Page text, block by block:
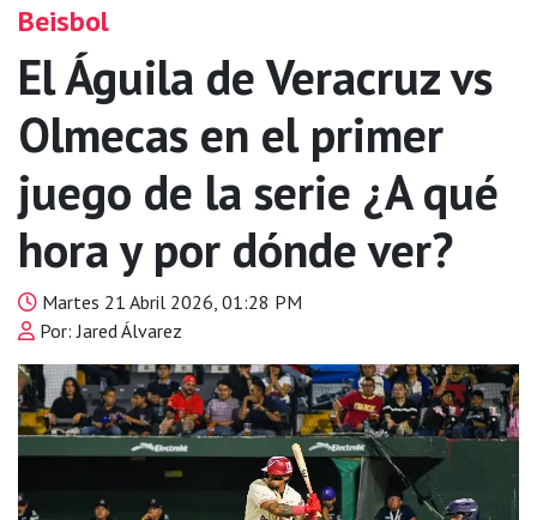
Beisbol
El Águila de Veracruz vs
Olmecas en el primer
juego de la serie ¿A qué
hora y por dónde ver?
Martes 21 Abril 2026, 01:28 PM
Por: Jared Álvarez